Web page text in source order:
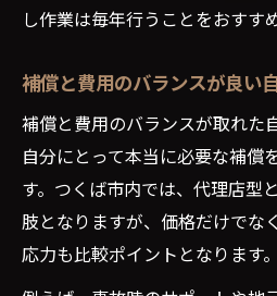
し作業は毎年行うことをおすす
補償と費用のバランスが良い
補償と費用のバランスが取れた
自分にとって本当に必要な補償
す。つくば市内では、代理店型
肢となりますが、価格だけでな
応力も比較ポイントとなります。